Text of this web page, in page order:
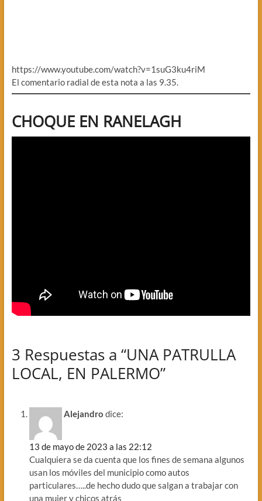
https://www.youtube.com/watch?v=1suG3ku4riM
El comentario radial de esta nota a las 9.35.
CHOQUE EN RANELAGH
3 Respuestas a “UNA PATRULLA
LOCAL, EN PALERMO”
Alejandro dice:
13 de mayo de 2023 a las 22:12
Cualquiera se da cuenta que los fines de semana algunos
usan los móviles del municipio como autos
particulares…..de hecho dudo que salgan a trabajar con
una mujer y chicos atrás